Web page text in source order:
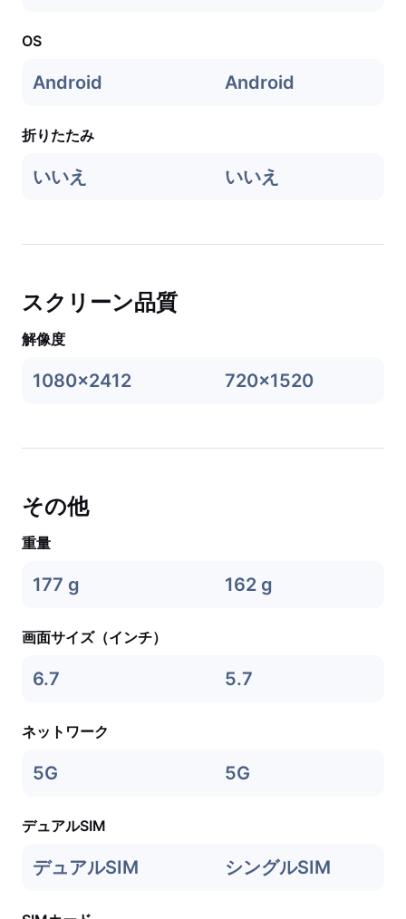
OS
Android Android
折りたたみ
いいえ いいえ
スクリーン品質
解像度
1080x2412 720x1520
その他
重量
177 g 162 g
画面サイズ（インチ）
6.7 5.7
ネットワーク
5G 5G
デュアルSIM
デュアルSIM シングルSIM